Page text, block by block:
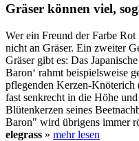
Gräser können viel,
Wer ein Freund der Farbe
nicht an Gräser. Ein zweiter
Gräser gibt es: Das
Baron‘ rahmt beispielsweise
pflegenden Kerzen-Knöterich
fast senkrecht in die Höhe
Blütenkerzen seines
Baron" wird übrigens immer
elegrass » mehr lesen